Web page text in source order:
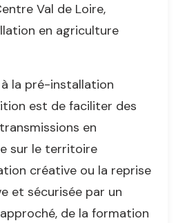
Val de Loire,
en agriculture
la pré-installation
est de faciliter des
en
sur le territoire
créative ou la reprise
et sécurisée par un
de la formation